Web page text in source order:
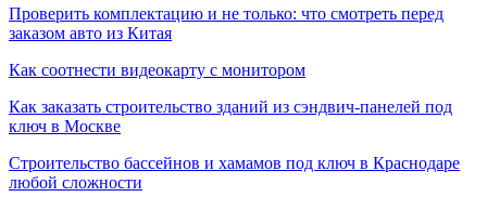
Проверить комплектацию и не только: что смотреть перед
заказом авто из Китая
Как соотнести видеокарту с монитором
Как заказать строительство зданий из сэндвич-панелей под
ключ в Москве
Строительство бассейнов и хамамов под ключ в Краснодаре
любой сложности